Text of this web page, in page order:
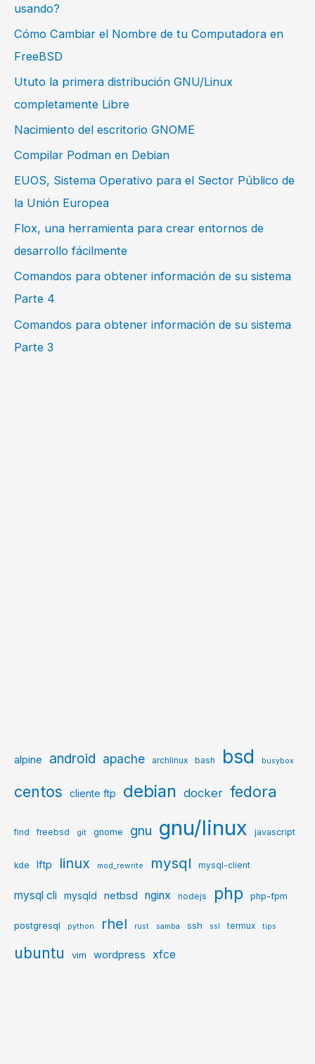
usando?
Cómo Cambiar el Nombre de tu Computadora en
FreeBSD
Ututo la primera distribución GNU/Linux
completamente Libre
Nacimiento del escritorio GNOME
Compilar Podman en Debian
EUOS, Sistema Operativo para el Sector Público de
la Unión Europea
Flox, una herramienta para crear entornos de
desarrollo fácilmente
Comandos para obtener información de su sistema
Parte 4
Comandos para obtener información de su sistema
Parte 3
alpine android apache archlinux bash bsd busybox
centos cliente ftp debian docker fedora
find freebsd git gnome gnu gnu/linux javascript
kde lftp linux mod_rewrite mysql mysql-client
mysql cli mysqld netbsd nginx nodejs php php-fpm
postgresql python rhel rust samba ssh ssl termux tips
ubuntu vim wordpress xfce